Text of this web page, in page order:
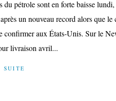
du pétrole sont en forte baisse
un nouveau record alors que
confirmer aux États-Unis. Sur le
livraison avril...
SUITE